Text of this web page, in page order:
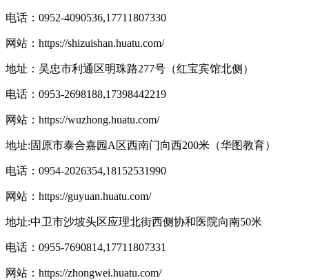
电话：0952-4090536,17711807330
网站： https://shizuishan.huatu.com/
地址：吴忠市利通区明珠路277号（红宝宾馆北侧）
电话：0953-2698188,17398442219
网站： https://wuzhong.huatu.com/
地址:固原市泰合嘉园A区西南门向西200米（华图教育）
电话：0954-2026354,18152531990
网站： https://guyuan.huatu.com/
地址:中卫市沙坡头区应理北街西侧协和医院向南50米
电话：0955-7690814,17711807331
网站： https://zhongwei.huatu.com/